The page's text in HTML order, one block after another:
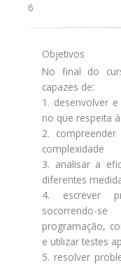
6
Objetivos
No final do
capazes de:
1. desenvolver
no que respeita
2.
complexidade
3. analisar a
diferentes
4. escrever
programação,
e utilizar testes
5. resolver